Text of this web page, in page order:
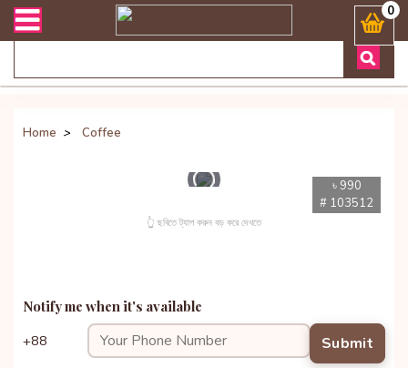
ডেলিভারী সংক্রান্ত যেকোনো জিজ্ঞাসায় কল করুনঃ ( Whatsapp ) 0
Home > Coffee
৳ 990
# 103512
👆 ছবিতে ট্যাপ করুন বড় করে দেখতে
Notify me when it's available
+88
Submit